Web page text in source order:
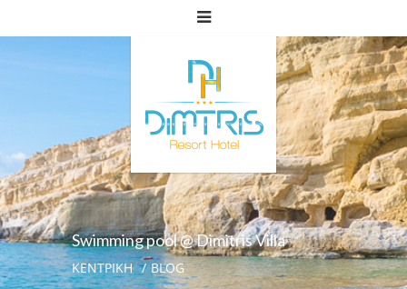
Swimming pool @ Dimitris Villa
ΚΕΝΤΡΙΚΗ BLOG